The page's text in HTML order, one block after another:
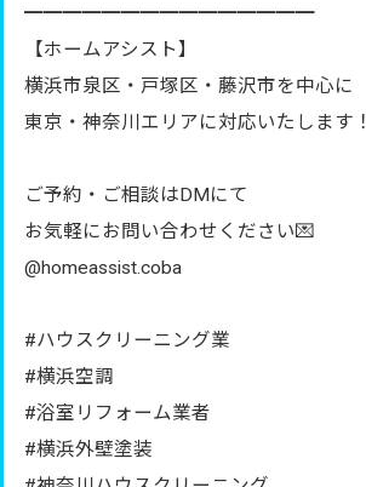
━━━━━━━━━━━━━━━
【ホームアシスト】
横浜市泉区・戸塚区・藤沢市を中心に
東京・神奈川エリアに対応いたします！
ご予約・ご相談はDMにて
お気軽にお問い合わせください💌
@homeassist.coba
#ハウスクリーニング業
#横浜空調
#浴室リフォーム業者
#横浜外壁塗装